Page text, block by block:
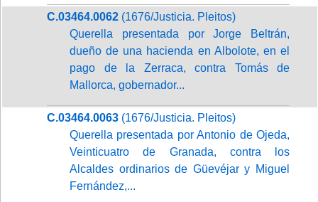
C.03464.0062 (1676/Justicia. Pleitos)
Querella presentada por Jorge Beltrán,
dueño de una hacienda en Albolote, en el
pago de la Zerraca, contra Tomás de
Mallorca, gobernador...
C.03464.0063 (1676/Justicia. Pleitos)
Querella presentada por Antonio de Ojeda,
Veinticuatro de Granada, contra los
Alcaldes ordinarios de Güevéjar y Miguel
Fernández,...